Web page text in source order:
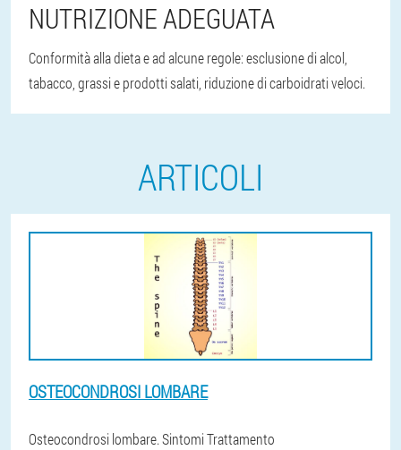
NUTRIZIONE ADEGUATA
Conformità alla dieta e ad alcune regole: esclusione di alcol,
tabacco, grassi e prodotti salati, riduzione di carboidrati veloci.
ARTICOLI
OSTEOCONDROSI LOMBARE
Osteocondrosi lombare. Sintomi Trattamento